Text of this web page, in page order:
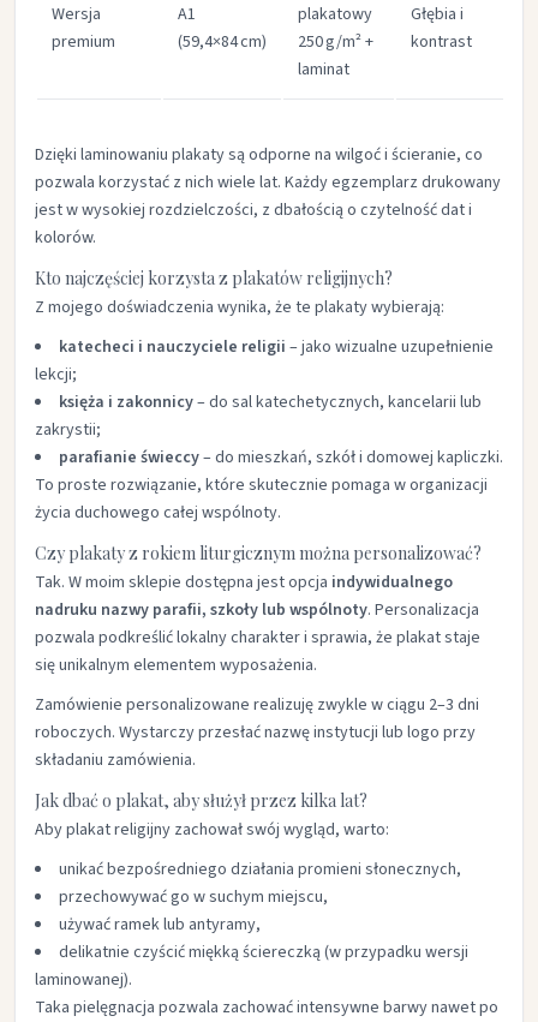
Wersja
premium
A1
(59,4×84 cm)
plakatowy
250 g/m² +
laminat
Głębia i
kontrast
Dzięki laminowaniu plakaty są odporne na wilgoć i ścieranie, co
pozwala korzystać z nich wiele lat. Każdy egzemplarz drukowany
jest w wysokiej rozdzielczości, z dbałością o czytelność dat i
kolorów.
Kto najczęściej korzysta z plakatów religijnych?
Z mojego doświadczenia wynika, że te plakaty wybierają:
katecheci i nauczyciele religii – jako wizualne uzupełnienie
lekcji;
księża i zakonnicy– do sal katechetycznych, kancelarii lub
zakrystii;
parafianie świeccy– do mieszkań, szkół i domowej kapliczki.
To proste rozwiązanie, które skutecznie pomaga w organizacji
życia duchowego całej wspólnoty.
Czy plakaty z rokiem liturgicznym można personalizować?
Tak. W moim sklepie dostępna jest opcja indywidualnego
nadruku nazwy parafii, szkoły lub wspólnoty. Personalizacja
pozwala podkreślić lokalny charakter i sprawia, że plakat staje
się unikalnym elementem wyposażenia.
Zamówienie personalizowane realizuję zwykle w ciągu 2–3 dni
roboczych. Wystarczy przesłać nazwę instytucji lub logo przy
składaniu zamówienia.
Jak dbać o plakat, aby służył przez kilka lat?
Aby plakat religijny zachował swój wygląd, warto:
unikać bezpośredniego działania promieni słonecznych,
przechowywać go w suchym miejscu,
używać ramek lub antyramy,
delikatnie czyścić miękką ściereczką (w przypadku wersji
laminowanej).
Taka pielęgnacja pozwala zachować intensywne barwy nawet po